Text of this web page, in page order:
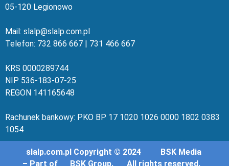
05-120 Legionowo
Mail: slalp@slalp.com.pl
Telefon: 732 866 667 | 731 466 667
KRS 0000289744
NIP 536-183-07-25
REGON 141165648
Rachunek bankowy: PKO BP 17 1020 1026 0000 1802 0383
1054
slalp.com.pl Copyright © 2024
BSK Media
– Part of
BSK Group. All rights reserved.